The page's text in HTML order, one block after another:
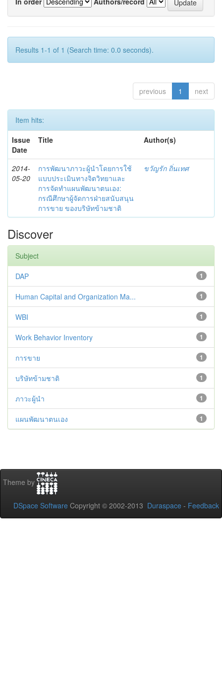
Results 1-1 of 1 (Search time: 0.0 seconds).
previous 1 next
Item hits:
Issue
Date
Title Author(s)
2014-
05-20
การพัฒนาภาวะผู้นำโดยการใช้
แบบประเมินทางจิตวิทยาและ
การจัดทำแผนพัฒนาตนเอง:
กรณีศึกษาผู้จัดการฝ่ายสนับสนุน
การขาย ของบริษัทข้ามชาติ
ขวัญรัก ถิ่นเทศ
Discover
Subject
1
DAP
1
Human Capital and Organization Ma...
1
WBI
1
Work Behavior Inventory
1
การขาย
1
บริษัทข้ามชาติ
1
ภาวะผู้นำ
1
แผนพัฒนาตนเอง
Theme by
DSpace Software Copyright © 2002-2013 Duraspace - Feedback